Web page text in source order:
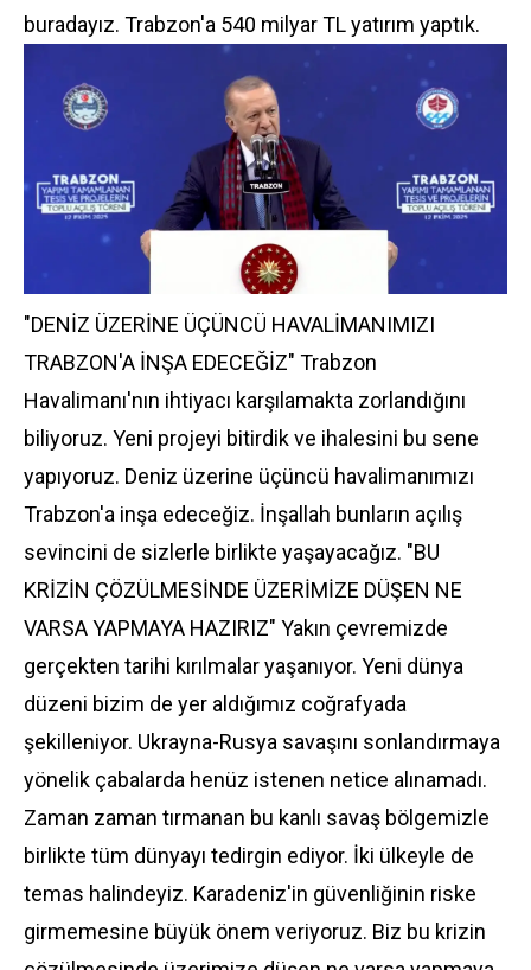
buradayız. Trabzon'a 540 milyar TL yatırım yaptık.
"DENİZ ÜZERİNE ÜÇÜNCÜ HAVALİMANIMIZI
TRABZON'A İNŞA EDECEĞİZ" Trabzon
Havalimanı'nın ihtiyacı karşılamakta zorlandığını
biliyoruz. Yeni projeyi bitirdik ve ihalesini bu sene
yapıyoruz. Deniz üzerine üçüncü havalimanımızı
Trabzon'a inşa edeceğiz. İnşallah bunların açılış
sevincini de sizlerle birlikte yaşayacağız. "BU
KRİZİN ÇÖZÜLMESİNDE ÜZERİMİZE DÜŞEN NE
VARSA YAPMAYA HAZIRIZ" Yakın çevremizde
gerçekten tarihi kırılmalar yaşanıyor. Yeni dünya
düzeni bizim de yer aldığımız coğrafyada
şekilleniyor. Ukrayna-Rusya savaşını sonlandırmaya
yönelik çabalarda henüz istenen netice alınamadı.
Zaman zaman tırmanan bu kanlı savaş bölgemizle
birlikte tüm dünyayı tedirgin ediyor. İki ülkeyle de
temas halindeyiz. Karadeniz'in güvenliğinin riske
girmemesine büyük önem veriyoruz. Biz bu krizin